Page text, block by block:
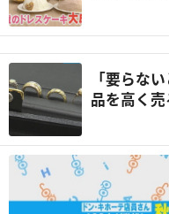
「要らな
品を高く